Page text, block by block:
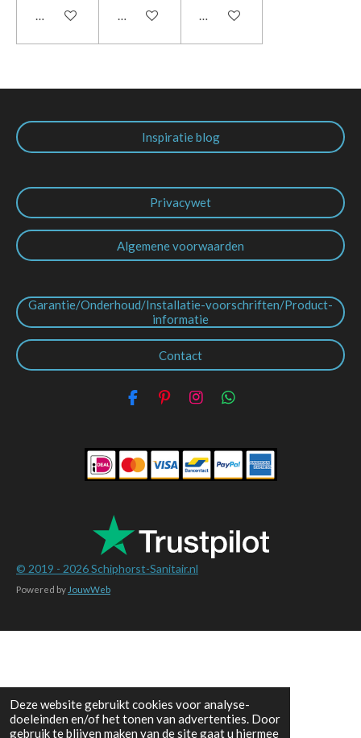
Deze website gebruikt cookies voor analyse-
doeleinden en/of het tonen van advertenties. Door
gebruik te blijven maken van de site gaat u hiermee
Houd mij op de hoogteIn winkelwagenIn winkelwagen
Inspiratie blog
Privacywet
Algemene voorwaarden
Garantie/Onderhoud/Installatie-voorschriften/Product-
informatie
Contact
F
e
b
o
P
t
e
r
I
t
a
g
W
t
s
A
© 2019 - 2026Schiphorst-Sanitair.nl
Powered by JouwWeb